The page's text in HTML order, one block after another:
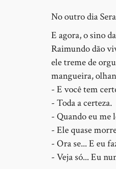
No outro dia
E agora, o sino
Raimundo dão
ele treme de
mangueira,
- E você tem
- Toda a certeza.
- Quando eu me
- Ele quase
- Ora se... E eu
- Veja só... Eu